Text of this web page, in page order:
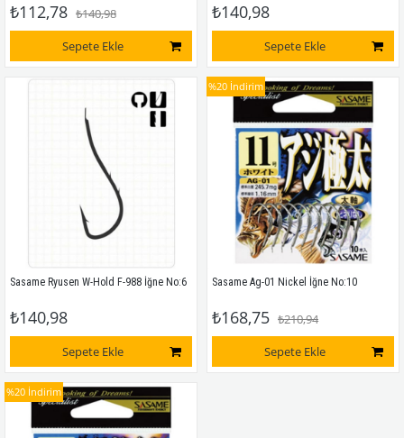
₺112,78 ₺140,98
Sepete Ekle
₺140,98
Sepete Ekle
Sasame Ryusen W-Hold F-988 İğne No:6
₺140,98
Sepete Ekle
Sasame Ag-01 Nickel İğne No:10
₺168,75 ₺210,94
Sepete Ekle
%20 İndirim
%20 İndirim